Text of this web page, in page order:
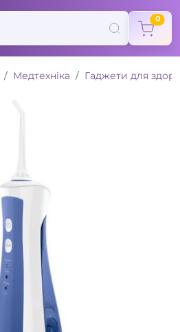
0
Медтехніка Гаджети для